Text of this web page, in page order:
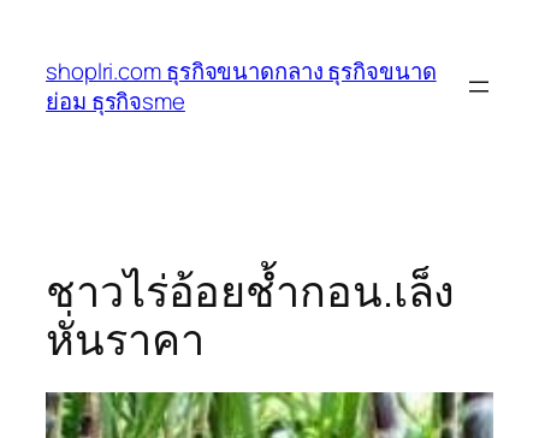
เนื้อหา
shoplri.com ธุรกิจขนาดกลาง ธุรกิจขนาด
ย่อม ธุรกิจsme
ชาวไร่อ้อยช้ำกอน.เล็ง
หั่นราคา